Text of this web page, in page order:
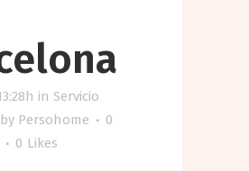
in Servicio
by Persohome
0
0 Likes